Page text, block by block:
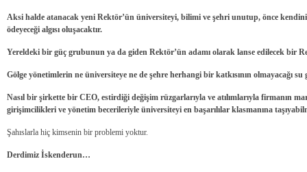
Aksi halde atanacak yeni Rektör’ün üniversiteyi, bilimi ve şehri unutup, önce
ödeyeceği algısı oluşacaktır.
Yereldeki bir güç grubunun ya da giden Rektör’ün adamı olarak lanse edilecek bir
Gölge yönetimlerin ne üniversiteye ne de şehre herhangi bir katkısının olmayacağı
Nasıl bir şirkette bir CEO, estirdiği değişim rüzgarlarıyla ve atılımlarıyla firmanın
girişimcilikleri ve yönetim becerileriyle üniversiteyi en başarılılar klasmanına
Şahıslarla hiç kimsenin bir problemi yoktur.
Derdimiz İskenderun…